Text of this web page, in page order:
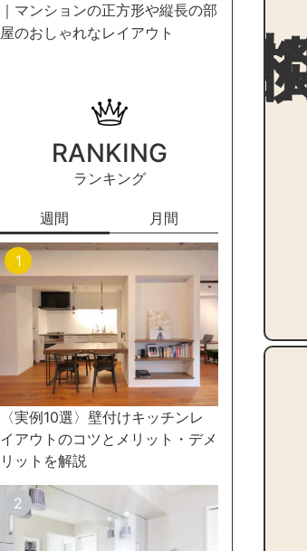
｜マンションの正方形や縦長の部
屋のおしゃれなレイアウト
RANKING
ランキング
週間 月間
〈実例10選〉壁付けキッチンレ
イアウトのコツとメリット・デメ
リットを解説